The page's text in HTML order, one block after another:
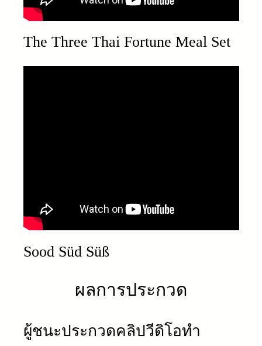
The Three Thai Fortune Meal Set
Sood Süd Süß
ผลการประกวด
ผู้ชนะประกวดคลิปวีดิโอทำ